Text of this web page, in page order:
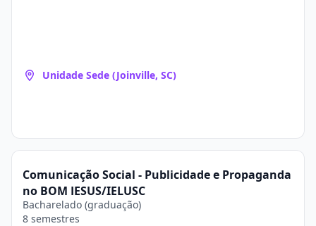
Unidade Sede (Joinville, SC)
Comunicação Social - Publicidade e Propaganda
no BOM JESUS/IELUSC
Bacharelado (graduação)
8 semestres